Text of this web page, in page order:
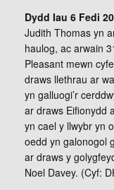
Dydd Iau 6 Fedi
Judith Thomas yn
haulog, ac arwain
Pleasant mewn
draws llethrau ar
yn galluogi’r
ar draws Eifionydd
yn cael y llwybr yn
oedd yn galonogol
ar draws y
Noel Davey. (Cyf: